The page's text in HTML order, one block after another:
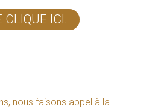
CLIQUE ICI.
nous faisons appel à la